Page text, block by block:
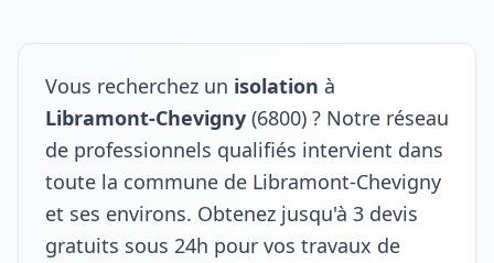
Vous recherchez un isolation à
Libramont-Chevigny (6800) ? Notre réseau
de professionnels qualifiés intervient dans
toute la commune de Libramont-Chevigny
et ses environs. Obtenez jusqu'à 3 devis
gratuits sous 24h pour vos travaux de